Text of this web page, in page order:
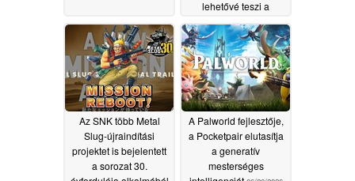
lehetővé teszi a
hogy megkerüljék a
PSN-t06/27/2026
Az SNK több Metal
Slug-újraindítási
projektet is bejelentett
a sorozat 30.
A Palworld fejlesztője,
a Pocketpair elutasítja
a generatív
mesterséges